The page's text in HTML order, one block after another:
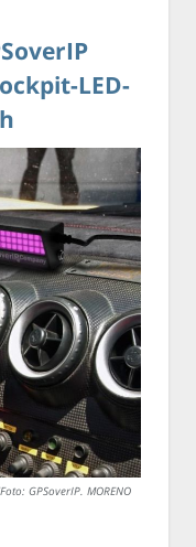
LED-
GPSoverIP. MORENO